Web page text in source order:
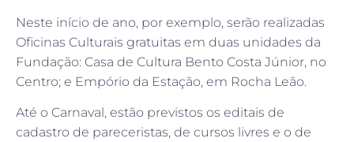
Neste início de ano, por exemplo, serão realizadas
Oficinas Culturais gratuitas em duas unidades da
Fundação: Casa de Cultura Bento Costa Júnior, no
Centro; e Empório da Estação, em Rocha Leão.
Até o Carnaval, estão previstos os editais de
cadastro de pareceristas, de cursos livres e o de